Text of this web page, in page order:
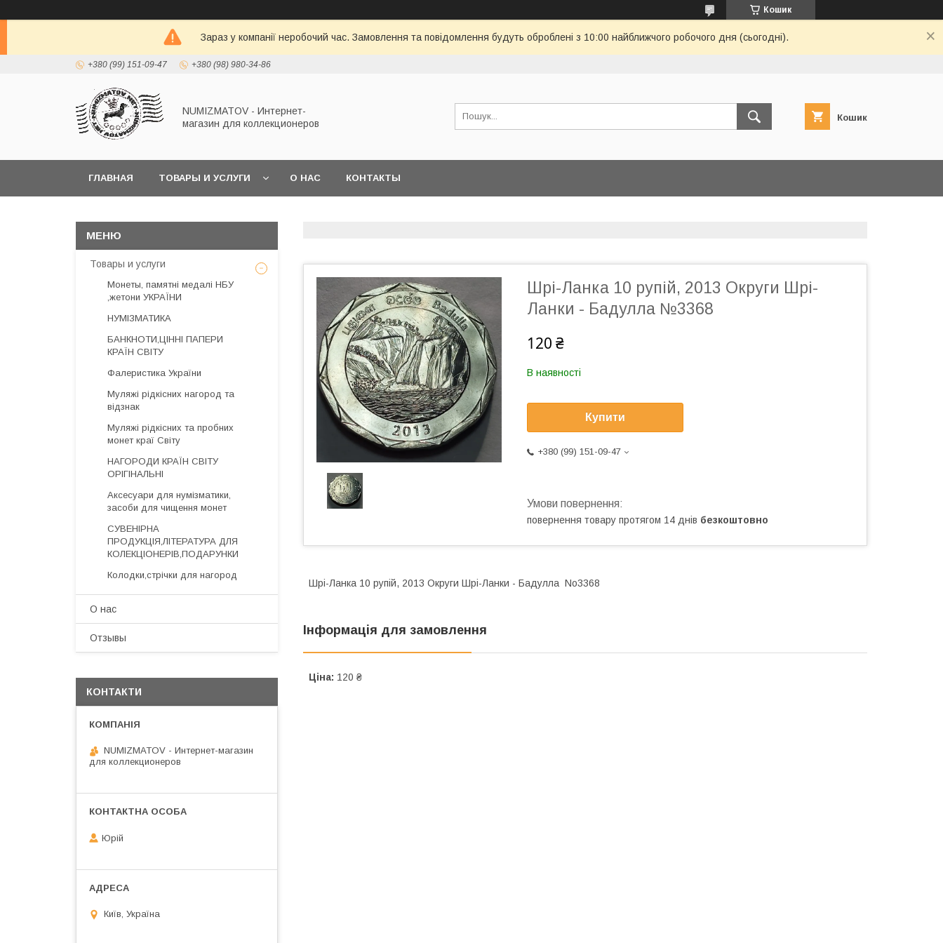
Кошик
Зараз у компанії неробочий час. Замовлення та повідомлення будуть оброблені з 10:00 найближчого робочого дня (сьогодні).
+380 (99) 151-09-47 +380 (98) 980-34-86
NUMIZMATOV - Интернет-
магазин для коллекционеров
Кошик
ГЛАВНАЯ ТОВАРЫ И УСЛУГИ О НАС КОНТАКТЫ
Шрі-Ланка 10 рупій, 2013 Округи Шрі-
Ланки - Бадулла №3368
120 ₴
В наявності
Купити
+380 (99) 151-09-47
повернення товару протягом 14 днів безкоштовно
Шрі-Ланка 10 рупій, 2013 Округи Шрі-Ланки - Бадулла No3368
Інформація для замовлення
Ціна: 120 ₴
Товары и услуги
Монеты, памятні медалі НБУ
,жетони УКРАЇНИ
НУМІЗМАТИКА
БАНКНОТИ,ЦІННІ ПАПЕРИ
КРАЇН СВІТУ
Фалеристика України
Муляжі рідкісних нагород та
відзнак
Муляжі рідкісних та пробних
монет краї Світу
НАГОРОДИ КРАЇН СВІТУ
ОРІГІНАЛЬНІ
Аксесуари для нумізматики,
засоби для чищення монет
СУВЕНІРНА
ПРОДУКЦІЯ,ЛІТЕРАТУРА ДЛЯ
КОЛЕКЦІОНЕРІВ,ПОДАРУНКИ
Колодки,стрічки для нагород
О нас
Отзывы
КОНТАКТИ
NUMIZMATOV - Интернет-магазин
для коллекционеров
Юрій
Київ, Україна